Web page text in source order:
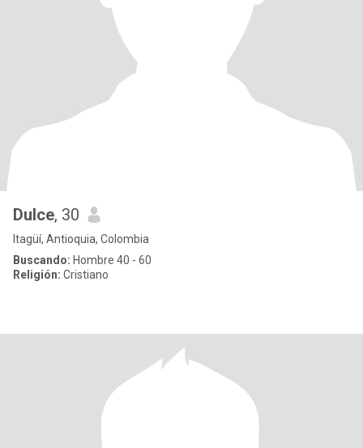
Dulce, 30
Itagüí, Antioquia, Colombia
Buscando: Hombre 40 - 60
Religión: Cristiano